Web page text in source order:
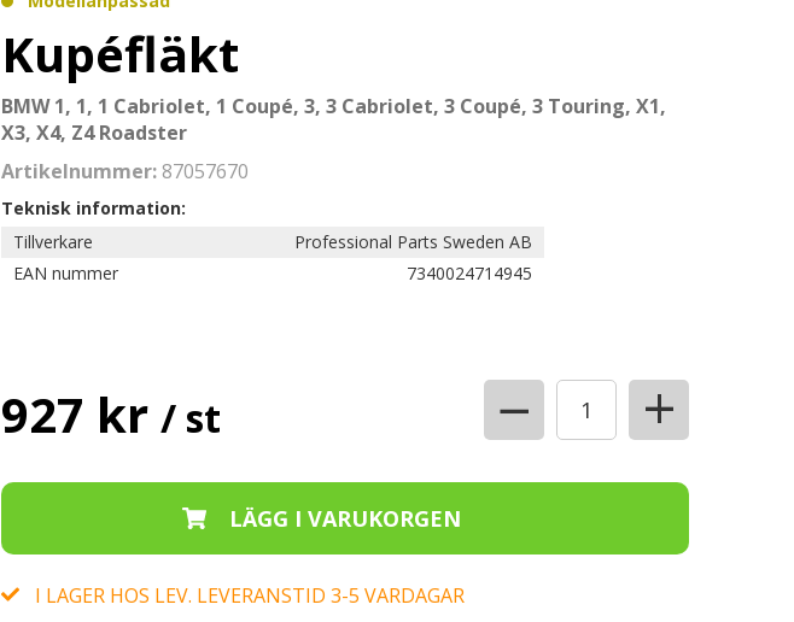
Kupéfläkt
BMW 1, 1, 1 Cabriolet, 1 Coupé, 3, 3 Cabriolet, 3 Coupé, 3 Touring, X1,
X3, X4, Z4 Roadster
Artikelnummer: 87057670
Teknisk information:
Tillverkare
Professional Parts Sweden AB
EAN nummer
7340024714945
927 kr / st − +
I LAGER HOS LEV. LEVERANSTID 3-5 VARDAGAR